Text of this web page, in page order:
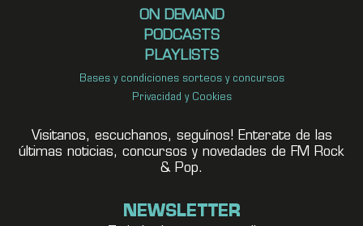
ON DEMAND
PODCASTS
PLAYLISTS
Bases y condiciones sorteos y concursos
Privacidad y Cookies
Visitanos, escuchanos, seguínos! Enterate de las
últimas noticias, concursos y novedades de FM Rock
& Pop.
NEWSLETTER